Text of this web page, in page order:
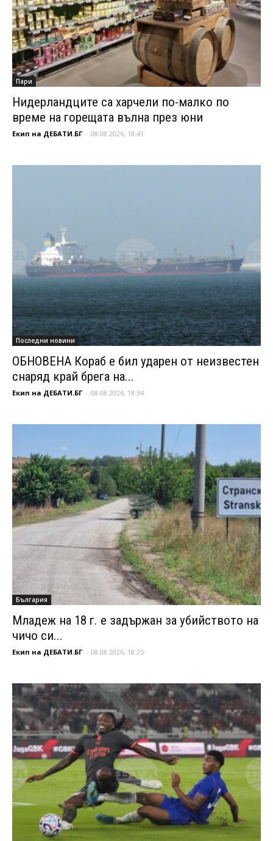
Пари
Нидерландците са харчели по-малко по
време на горещата вълна през юни
Екип на ДЕБАТИ.БГ - 08.08.2026, 18:41
Последни новини
ОБНОВЕНА Кораб е бил ударен от неизвестен
снаряд край брега на...
Екип на ДЕБАТИ.БГ - 08.08.2026, 18:34
България
Младеж на 18 г. е задържан за убийството на
чичо си...
Екип на ДЕБАТИ.БГ - 08.08.2026, 18:25